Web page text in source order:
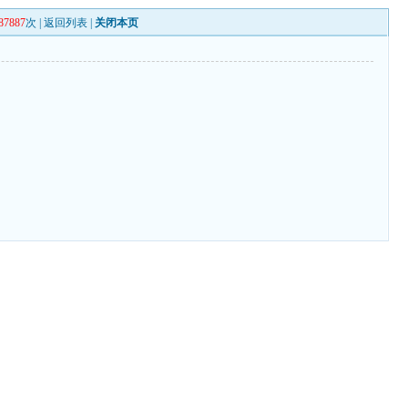
次 |返回列表 关闭本页